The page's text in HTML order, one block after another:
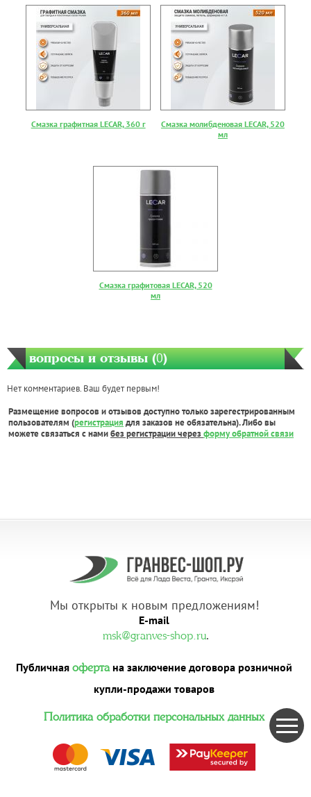
Смазка графитная LECAR, 360 г
Смазка молибденовая LECAR, 520
мл
Смазка графитовая LECAR, 520
мл
вопросы и отзывы (0)
Нет комментариев. Ваш будет первым!
Размещение вопросов и отзывов доступно только зарегестрированным
пользователям (регистрация для заказов не обязательна). Либо вы
можете связаться с намибез регистрации через форму обратной связи
Мы открыты к новым предложениям!
E-mail
msk@granves-shop.ru.
Публичная офертана заключение договора розничной
купли-продажи товаров
Политика обработки персональных данных